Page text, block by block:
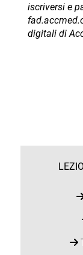
iscriversi e
digitali di